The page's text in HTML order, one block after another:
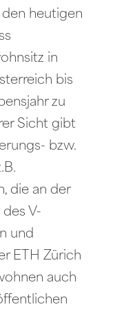
den heutigen
in
bis
zu
Sicht gibt
bzw.
die an der
V-
und
ETH Zürich
auch